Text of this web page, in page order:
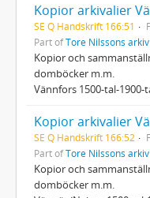
Kopior arkivalier
SE Q Handskrift 166:51
Part ofTore Nilssons arkiv
Kopior och
domböcker m.m.
Vännfors 1500-tal-1900-
Kopior arkivalier
SE Q Handskrift 166:52
Part ofTore Nilssons arkiv
Kopior och
domböcker m.m.